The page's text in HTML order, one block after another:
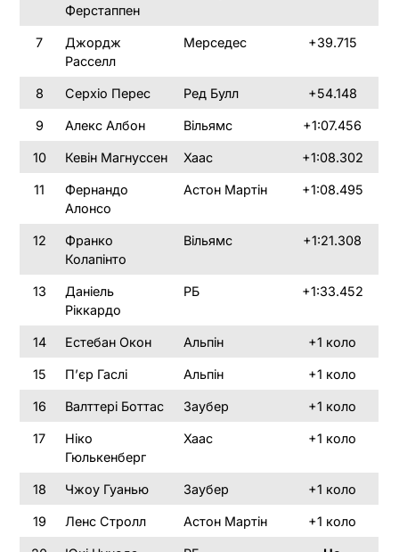
Ферстаппен
7
Джордж
Расселл
Мерседес +39.715
8 Серхіо Перес Ред Булл +54.148
9 Алекс Албон Вільямс +1:07.456
10 Кевін Магнуссен Хаас +1:08.302
11
Фернандо
Алонсо
Астон Мартін +1:08.495
12
Франко
Колапінто
Вільямс +1:21.308
13
Даніель
Ріккардо
РБ +1:33.452
14 Естебан Окон Альпін +1 коло
15 П’єр Гаслі Альпін +1 коло
16 Валттері Боттас Заубер +1 коло
17
Ніко
Гюлькенберг
Хаас +1 коло
18 Чжоу Гуанью Заубер +1 коло
19 Ленс Стролл Астон Мартін +1 коло